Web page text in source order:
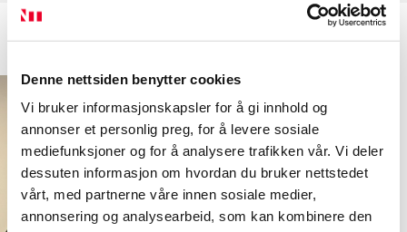
Denne nettsiden benytter cookies
Vi bruker informasjonskapsler for å gi innhold og
annonser et personlig preg, for å levere sosiale
mediefunksjoner og for å analysere trafikken vår. Vi deler
dessuten informasjon om hvordan du bruker nettstedet
vårt, med partnerne våre innen sosiale medier,
annonsering og analysearbeid, som kan kombinere den